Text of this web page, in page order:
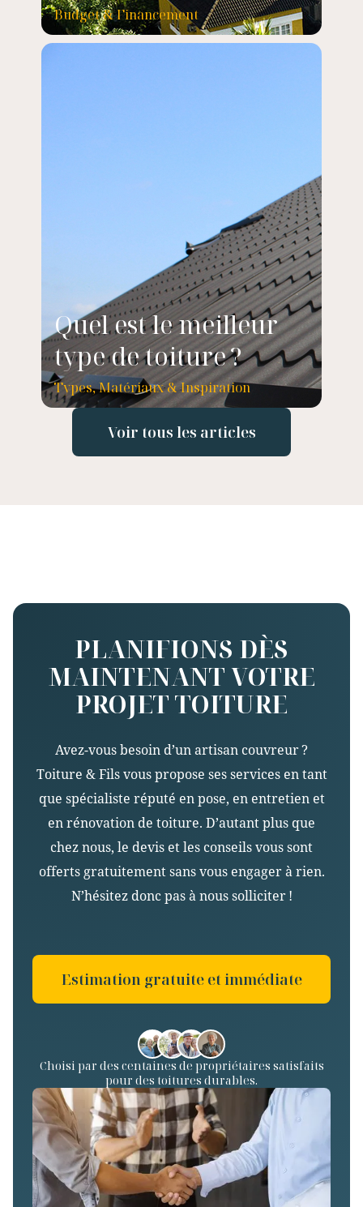
Budget & Financement
Quel est le meilleur
type de toiture ?
Types, Matériaux & Inspiration
Voir tous les articles
PLANIFIONS DÈS
MAINTENANT VOTRE
PROJET TOITURE
Avez-vous besoin d’un artisan couvreur ?
Toiture & Fils vous propose ses services en tant
que spécialiste réputé en pose, en entretien et
en rénovation de toiture. D’autant plus que
chez nous, le devis et les conseils vous sont
offerts gratuitement sans vous engager à rien.
N’hésitez donc pas à nous solliciter !
Estimation gratuite et immédiate
Choisi par des centaines de propriétaires satisfaits
pour des toitures durables.